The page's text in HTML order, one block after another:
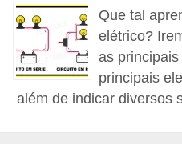
Que tal
elétrico?
as
principais
além de indicar diversos
C
u
r
s
o
s